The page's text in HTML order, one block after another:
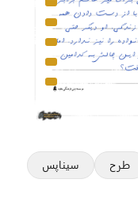
طرح سیناپس